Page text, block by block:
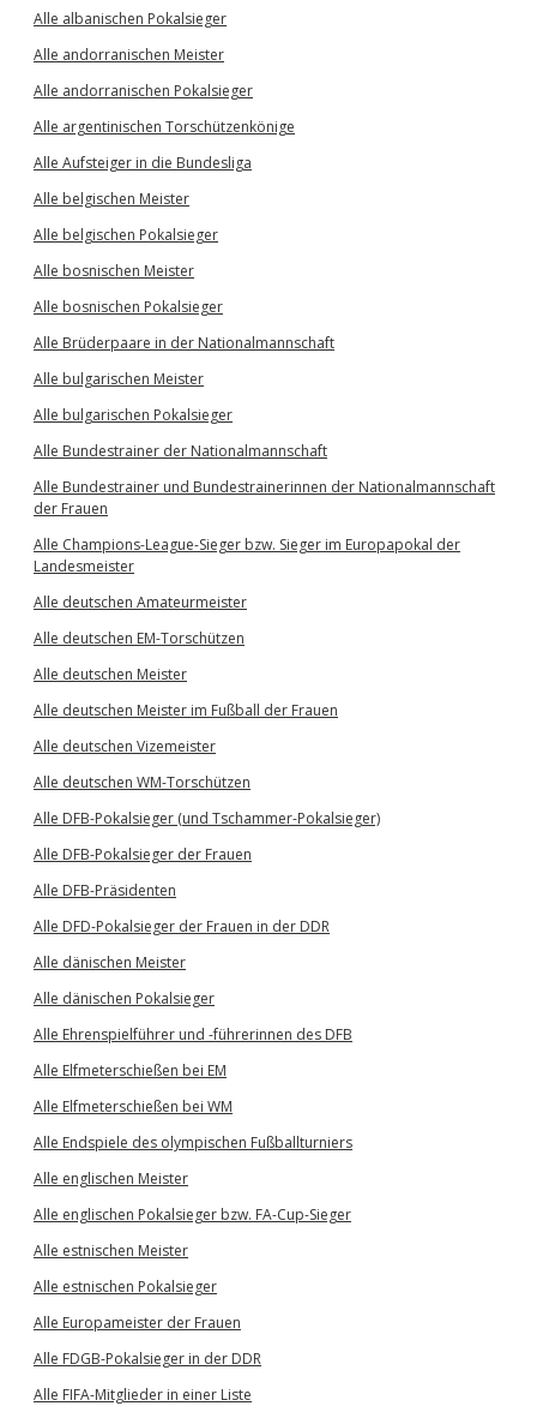
Alle albanischen Pokalsieger
Alle andorranischen Meister
Alle andorranischen Pokalsieger
Alle argentinischen Torschützenkönige
Alle Aufsteiger in die Bundesliga
Alle belgischen Meister
Alle belgischen Pokalsieger
Alle bosnischen Meister
Alle bosnischen Pokalsieger
Alle Brüderpaare in der Nationalmannschaft
Alle bulgarischen Meister
Alle bulgarischen Pokalsieger
Alle Bundestrainer der Nationalmannschaft
Alle Bundestrainer und Bundestrainerinnen der Nationalmannschaft
der Frauen
Alle Champions-League-Sieger bzw. Sieger im Europapokal der
Landesmeister
Alle deutschen Amateurmeister
Alle deutschen EM-Torschützen
Alle deutschen Meister
Alle deutschen Meister im Fußball der Frauen
Alle deutschen Vizemeister
Alle deutschen WM-Torschützen
Alle DFB-Pokalsieger (und Tschammer-Pokalsieger)
Alle DFB-Pokalsieger der Frauen
Alle DFB-Präsidenten
Alle DFD-Pokalsieger der Frauen in der DDR
Alle dänischen Meister
Alle dänischen Pokalsieger
Alle Ehrenspielführer und -führerinnen des DFB
Alle Elfmeterschießen bei EM
Alle Elfmeterschießen bei WM
Alle Endspiele des olympischen Fußballturniers
Alle englischen Meister
Alle englischen Pokalsieger bzw. FA-Cup-Sieger
Alle estnischen Meister
Alle estnischen Pokalsieger
Alle Europameister der Frauen
Alle FDGB-Pokalsieger in der DDR
Alle FIFA-Mitglieder in einer Liste